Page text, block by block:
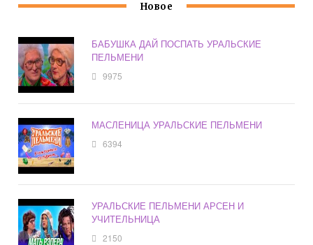
Новое
БАБУШКА ДАЙ ПОСПАТЬ УРАЛЬСКИЕ
ПЕЛЬМЕНИ
9975
МАСЛЕНИЦА УРАЛЬСКИЕ ПЕЛЬМЕНИ
6394
УРАЛЬСКИЕ ПЕЛЬМЕНИ АРСЕН И
УЧИТЕЛЬНИЦА
2150